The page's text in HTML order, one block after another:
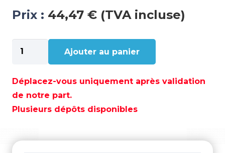
Prix : 44,47 € (TVA incluse)
quantité
de
INFERIEUR
EMBASE
–
Ajouter au panier
Déplacez-vous uniquement après validation
de notre part.
Plusieurs dépôts disponibles